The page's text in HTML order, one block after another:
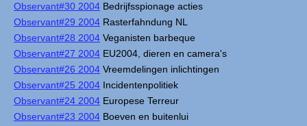
Observant#30 2004 Bedrijfsspionage acties
Observant#29 2004 Rasterfahndung NL
Observant#28 2004 Veganisten barbeque
Observant#27 2004 EU2004, dieren en camera's
Observant#26 2004 Vreemdelingen inlichtingen
Observant#25 2004 Incidentenpolitiek
Observant#24 2004 Europese Terreur
Observant#23 2004 Boeven en buitenlui